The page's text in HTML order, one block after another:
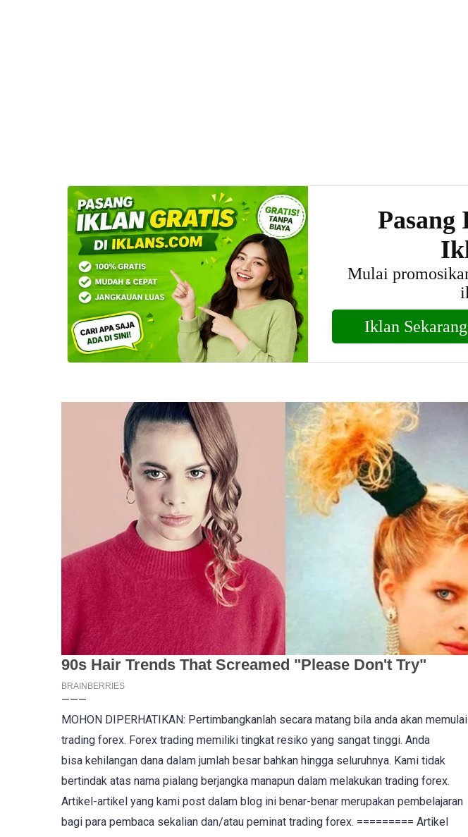
———
MOHON DIPERHATIKAN: Pertimbangkanlah secara matang bila anda akan memulai
trading forex. Forex trading memiliki tingkat resiko yang sangat tinggi. Anda
bisa kehilangan dana dalam jumlah besar bahkan hingga seluruhnya. Kami tidak
bertindak atas nama pialang berjangka manapun dalam melakukan trading forex.
Artikel-artikel yang kami post dalam blog ini benar-benar merupakan pembelajaran
bagi para pembaca sekalian dan/atau peminat trading forex. ========= Artikel